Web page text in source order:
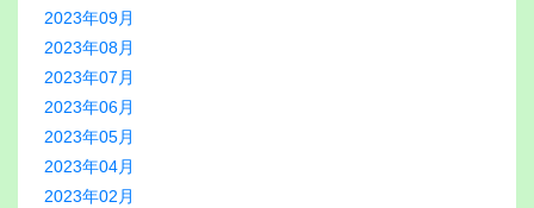
2023年09月
2023年08月
2023年07月
2023年06月
2023年05月
2023年04月
2023年02月